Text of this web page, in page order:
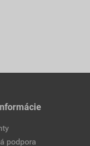
podpora